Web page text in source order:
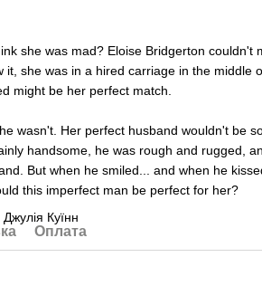
she was mad? Eloise Bridgerton
it, she was in a hired carriage in the middle
might be her perfect match.
wasn't. Her perfect husband wouldn't be
handsome, he was rough and rugged,
But when he smiled... and when he
this imperfect man be perfect for her?
Куїнн
Оплата